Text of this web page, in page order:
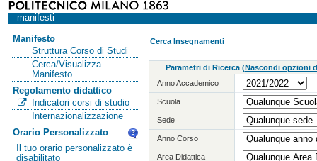
manifesti
Manifesto
Struttura Corso di Studi
Cerca/Visualizza
Manifesto
Regolamento didattico
Indicatori corsi di studio
Internazionalizzazione
Orario Personalizzato
Il tuo orario personalizzato è
disabilitato
Cerca Insegnamenti
Parametri di Ricerca (Nascondi opzioni
Anno Accademico
Scuola
Sede
Anno Corso
Area Didattica